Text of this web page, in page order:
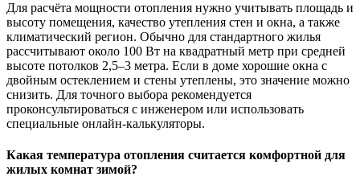
Для расчёта мощности отопления нужно учитывать площадь и
высоту помещения, качество утепления стен и окна, а также
климатический регион. Обычно для стандартного жилья
рассчитывают около 100 Вт на квадратный метр при средней
высоте потолков 2,5–3 метра. Если в доме хорошие окна с
двойным остеклением и стены утеплены, это значение можно
снизить. Для точного выбора рекомендуется
проконсультироваться с инженером или использовать
специальные онлайн-калькуляторы.
Какая температура отопления считается комфортной для
жилых комнат зимой?